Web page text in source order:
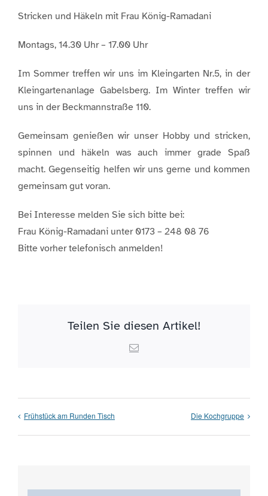
Stricken und Häkeln mit Frau König-Ramadani
Montags, 14.30 Uhr – 17.00 Uhr
Im Sommer treffen wir uns im Kleingarten Nr.5, in der
Kleingartenanlage Gabelsberg. Im Winter treffen wir
uns in der Beckmannstraße 110.
Gemeinsam genießen wir unser Hobby und stricken,
spinnen und häkeln was auch immer grade Spaß
macht. Gegenseitig helfen wir uns gerne und kommen
gemeinsam gut voran.
Bei Interesse melden Sie sich bitte bei:
Frau König-Ramadani unter 0173 – 248 08 76
Bitte vorher telefonisch anmelden!
Teilen Sie diesen Artikel!
Email
Frühstück am Runden Tisch Die Kochgruppe